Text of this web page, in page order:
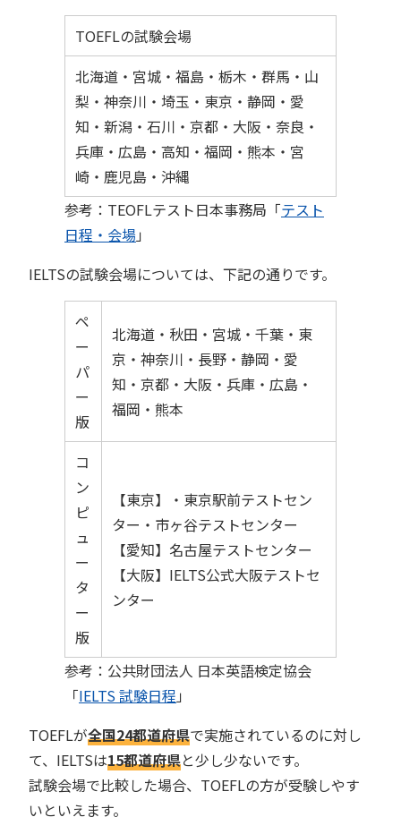
TOEFLの試験会場
北海道・宮城・福島・栃木・群馬・山
梨・神奈川・埼玉・東京・静岡・愛
知・新潟・石川・京都・大阪・奈良・
兵庫・広島・高知・福岡・熊本・宮
崎・鹿児島・沖縄
参考：TEOFLテスト日本事務局「テスト
日程・会場 」
IELTSの試験会場については、下記の通りです。
ペ
ー
パ
ー
版
北海道・秋田・宮城・千葉・東
京・神奈川・長野・静岡・愛
知・京都・大阪・兵庫・広島・
福岡・熊本
コ
ン
ピ
ュ
ー
タ
ー
版
【東京】・東京駅前テストセン
ター・市ヶ谷テストセンター
【愛知】名古屋テストセンター
【大阪】IELTS公式大阪テストセ
ンター
参考：公共財団法人 日本英語検定協会
「IELTS 試験日程 」
TOEFLが全国24都道府県で実施されているのに対し
て、IELTSは15都道府県と少し少ないです。
試験会場で比較した場合、TOEFLの方が受験しやす
いといえます。